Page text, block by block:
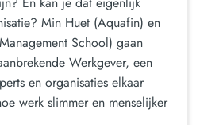
Min Huet (Aquafin) en
School) gaan
Werkgever, een
en organisaties elkaar
werk slimmer en menselijker